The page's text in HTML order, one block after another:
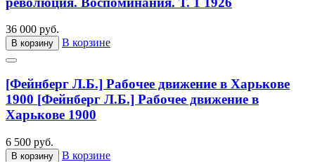
36 000 руб.
В корзину В корзине
[Фейнберг Л.Б.] Рабочее движение в Харькове
1900 [Фейнберг Л.Б.] Рабочее движение в
Харькове 1900
6 500 руб.
В корзину В корзине